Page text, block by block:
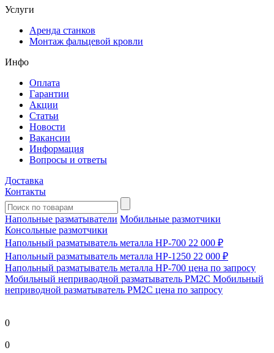
Услуги
Аренда станков
Монтаж фальцевой кровли
Инфо
Оплата
Гарантии
Акции
Статьи
Новости
Вакансии
Информация
Вопросы и ответы
Доставка
Контакты
Напольные разматыватели Мобильные размотчики
Консольные размотчики
Напольный разматыватель металла HP-700 22 000 ₽
Напольный разматыватель металла HP-1250 22 000 ₽
Напольный разматыватель металла HP-700 цена по запросу
Мобильный непривaодной разматыватель РМ2С Мобильный
неприводной разматыватель РМ2С цена по запросу
0
0